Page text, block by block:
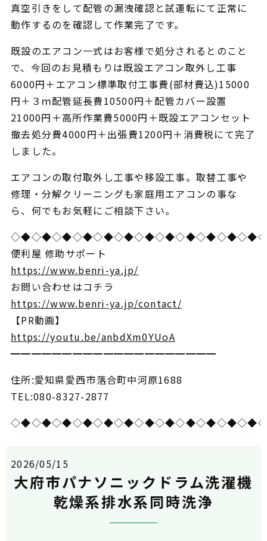
真空引きをして配管の漏洩確認と試運転にて正常に
動作するのを確認して作業完了です。
既設のエアコン一式はお客様で処分されるとのこと
で、今回のお見積もりは既設エアコン取外し工事
6000円＋エアコン標準取付工事費(部材費込)15000
円＋３ｍ配管延長費10500円＋配管カバー設置
21000円＋高所作業費5000円＋既設エアコンセット
撤去処分費4000円＋出張費1200円＋消費税にて完了
しました。
エアコンの取付取外し工事や移設工事。取替工事や
修理・分解クリーニングも家庭用エアコンの事な
ら、何でもお気軽にご相談下さい。
便利屋 修助サポート
https://www.benri-ya.jp/
お問い合わせはコチラ
https://www.benri-ya.jp/contact/
【PR動画】
https://youtu.be/anbdXm0YUoA
━━━━━━━━━━━━━━━━━━━━
住所:愛知県愛西市落合町中河原1688
TEL:080-8327-2877
2026/05/15
大府市パナソニックドラム洗濯機
乾燥系排水系同時洗浄